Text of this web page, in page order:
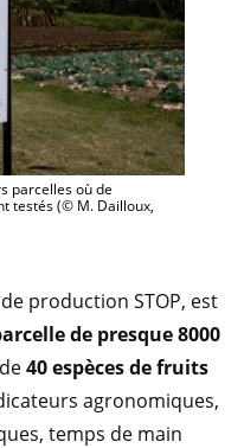
parcelles où de
testés (© M. Dailloux,
production STOP, est
de presque 8000
40 espèces de fruits
agronomiques,
temps de main